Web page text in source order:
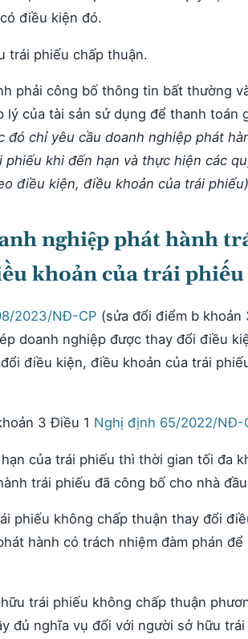
điều kiện đó.
trái phiếu chấp thuận.
phải công bố thông tin bất thường
lý của tài sản sử dụng để thanh toán
đó chỉ yêu cầu doanh nghiệp phát
phiếu khi đến hạn và thực hiện các
điều kiện, điều khoản của trái phiếu)
nghiệp phát hành
khoản của trái phiếu
2023/NĐ-CP (sửa đổi điểm b khoản
doanh nghiệp được thay đổi điều
điều kiện, điều khoản của trái
3 Điều 1 Nghị định 65/2022/NĐ-
của trái phiếu thì thời gian tối đa
trái phiếu đã công bố cho nhà
phiếu không chấp thuận thay đổi
hành có trách nhiệm đàm phán
trái phiếu không chấp thuận
đủ nghĩa vụ đối với người sở hữu